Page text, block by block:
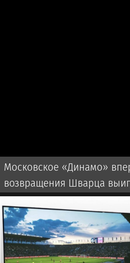
Московское «Динамо»
возвращения Шварца
подряд